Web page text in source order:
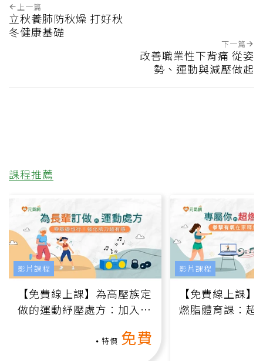
上一篇
立秋養肺防秋燥 打好秋
冬健康基礎
下一篇
改善職業性下背痛 從姿
勢、運動與減壓做起
課程推薦
【免費線上課】為高壓族定
做的運動紓壓處方：加入行
特價 免費
影片課程
【免費線上課
燃脂體育課：超
影片課程